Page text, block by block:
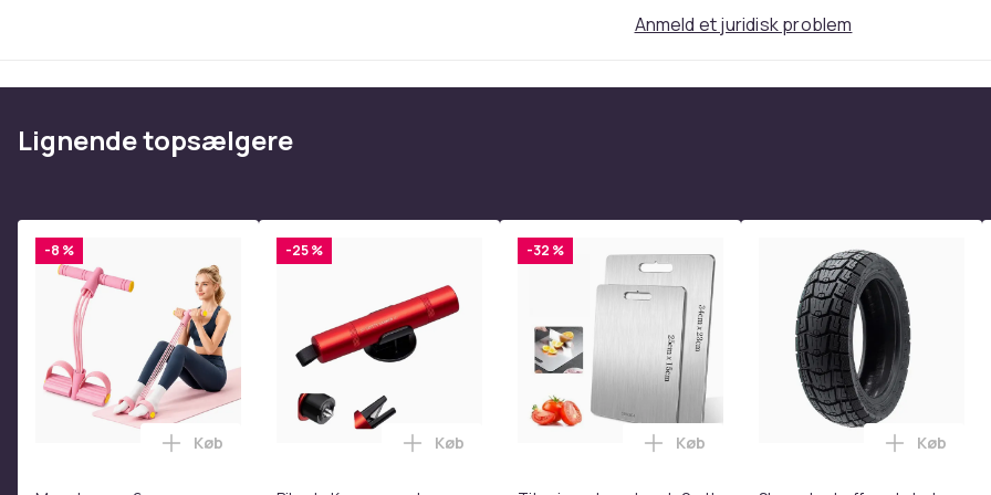
Anmeld et juridisk problem
Lignende topsælgere
-8 %
Læg Mavetræner,6-rørs fodpedal modstandsbånd - Mave- og coretræning, yoga og
Køb
-25 %
Læg Bilrude Knuser med Sikkerhedssele Skærer -
Køb
-32 %
Læg Titanium skærebræt, 2 stk.
Køb Læg
Køb